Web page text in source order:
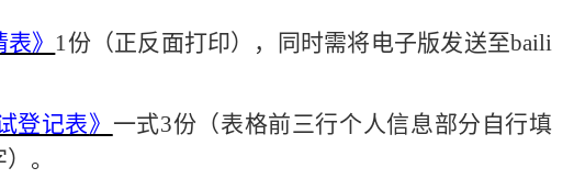
》 1份（正反面打印），同时需将电子版发送至baili
登记表》 一式3份（表格前三行个人信息部分自行填
。